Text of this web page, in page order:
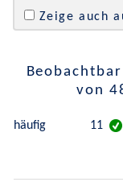
Zeige auch
von
häufig 11